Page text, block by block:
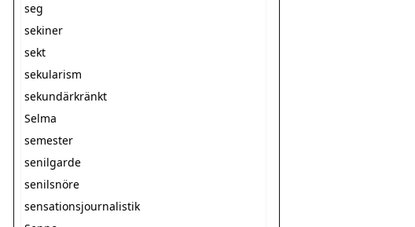
seg
sekiner
sekt
sekularism
sekundärkränkt
Selma
semester
senilgarde
senilsnöre
sensationsjournalistik